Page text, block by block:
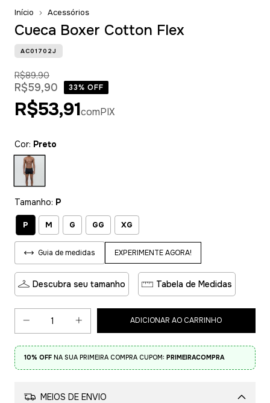
Início Acessórios
Cueca Boxer Cotton Flex
AC01702J
R$89,90
R$59,90 33% OFF
R$53,91comPIX
Cor: Preto
Tamanho: P
P M G GG XG
Guia de medidas EXPERIMENTE AGORA!
Descubra seu tamanho Tabela de Medidas
10% OFF NA SUA PRIMEIRA COMPRA CUPOM: PRIMEIRACOMPRA
MEIOS DE ENVIO